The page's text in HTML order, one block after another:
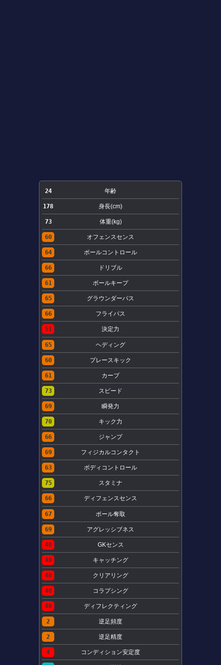
24 年齢
178 身長(cm)
73 体重(kg)
60 オフェンスセンス
64 ボールコントロール
66 ドリブル
61 ボールキープ
65 グラウンダーパス
66 フライパス
51 決定力
65 ヘディング
60 プレースキック
61 カーブ
73 スピード
69 瞬発力
70 キック力
66 ジャンプ
69 フィジカルコンタクト
63 ボディコントロール
75 スタミナ
66 ディフェンスセンス
67 ボール奪取
69 アグレッシブネス
40 GKセンス
40 キャッチング
40 クリアリング
40 コラプシング
40 ディフレクティング
2 逆足頻度
2 逆足精度
4 コンディション安定度